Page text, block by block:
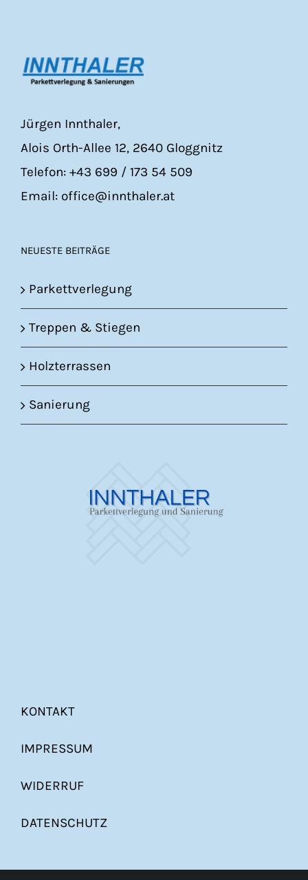
Jürgen Innthaler,
Alois Orth-Allee 12, 2640 Gloggnitz
Telefon: +43 699 / 173 54 509
Email: office@innthaler.at
NEUESTE BEITRÄGE
Parkettverlegung
Treppen & Stiegen
Holzterrassen
Sanierung
KONTAKT
IMPRESSUM
WIDERRUF
DATENSCHUTZ